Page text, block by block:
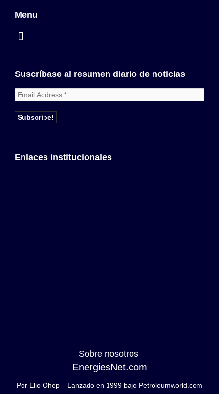
Menu
Suscríbase al resumen diario de noticias
Enlaces institucionales
Sobre nosotros
EnergiesNet.com
Por Elio Ohep – Lanzado en 1999 bajo Petroleumworld.com